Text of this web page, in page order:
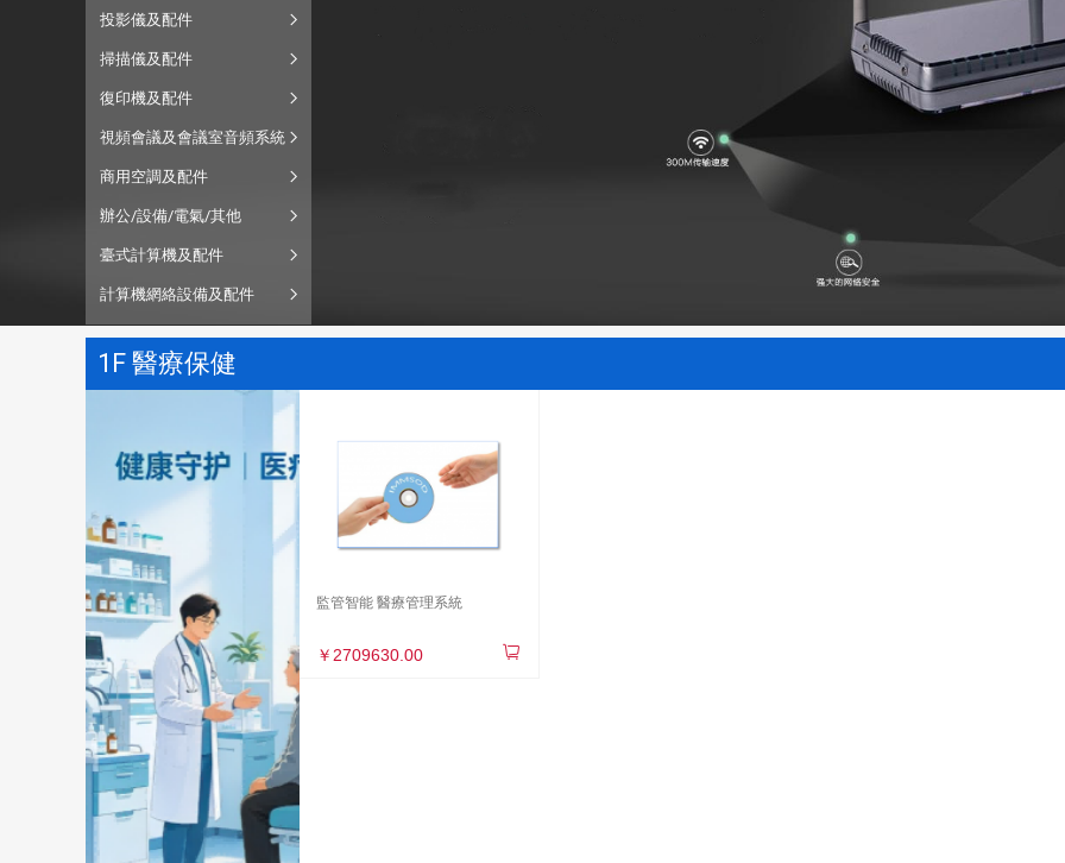
投影儀及配件
掃描儀及配件
復印機及配件
視頻會議及會議室音頻系統
商用空調及配件
辦公/設備/電氣/其他
臺式計算機及配件
計算機網絡設備及配件
1F 醫療保健
監管智能 醫療管理系統
￥2709630.00